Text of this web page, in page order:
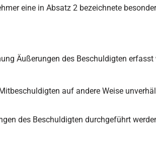
eine in Absatz 2 bezeichnete
Äußerungen des Beschuldigten
auf andere Weise
des Beschuldigten durchgeführt